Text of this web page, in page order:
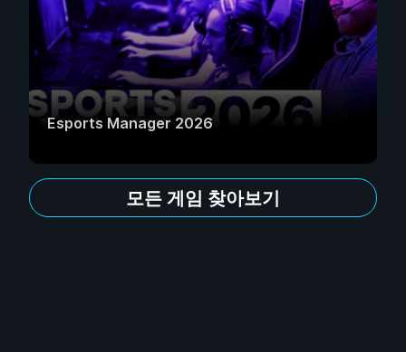
Esports Manager 2026
모든 게임 찾아보기